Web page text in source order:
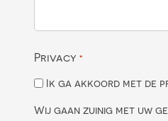
Privacy *
Ik ga akkoord met de
Wij gaan zuinig met uw